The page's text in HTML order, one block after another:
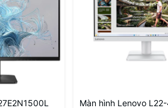
Màn hình Lenovo